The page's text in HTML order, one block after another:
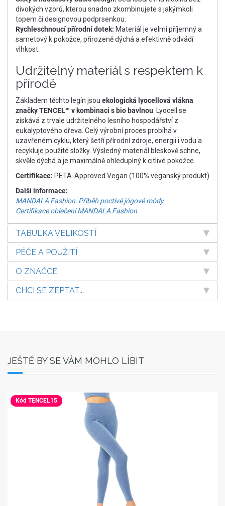
divokých vzorů, kterou snadno zkombinujete s jakýmkoli
topem či designovou podprsenkou.
Rychleschnoucí přírodní dotek: Materiál je velmi příjemný a
sametový k pokožce, přirozeně dýchá a efektivně odvádí
vlhkost.
Udržitelný materiál s respektem k
přírodě
Základem těchto legín jsou ekologická lyocellová vlákna
značky TENCEL™ v kombinaci s bio bavlnou . Lyocell se
získává z trvale udržitelného lesního hospodářství z
eukalyptového dřeva. Celý výrobní proces probíhá v
uzavřeném cyklu, který šetří přírodní zdroje, energii i vodu a
recykluje použité složky. Výsledný materiál bleskově schne,
skvěle dýchá a je maximálně ohleduplný k citlivé pokožce.
Certifikace: PETA-Approved Vegan (100% veganský produkt)
Další informace:
MANDALA Fashion: Příběh poctivé jógové módy
Certifikace oblečení MANDALA Fashion
TABULKA VELIKOSTÍ
PÉČE A POUŽITÍ
O ZNAČCE
CHCI SE ZEPTAT...
JEŠTĚ BY SE VÁM MOHLO LÍBIT
Kód TENCEL15